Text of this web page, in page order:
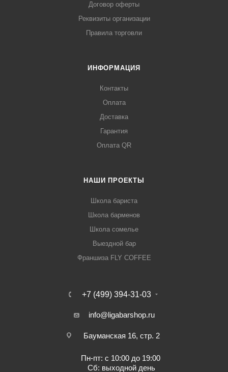
Договор оферты
Реквизиты организации
Правила торговли
ИНФОРМАЦИЯ
Контакты
Оплата
Доставка
Гарантия
Оплата QR
НАШИ ПРОЕКТЫ
Школа бариста
Школа барменов
Школа сомелье
Выездной бар
Франшиза FLY COFFEE
+7 (499) 394-31-03
info@ligabarshop.ru
Бауманская 16, стр. 2
Пн-пт: с 10:00 до 19:00
Сб: выходной день